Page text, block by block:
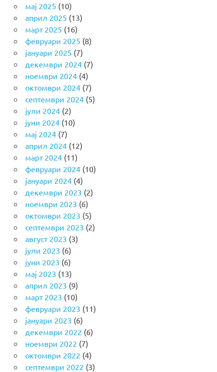
мај 2025 (10)
април 2025 (13)
март 2025 (16)
февруари 2025 (8)
јануари 2025 (7)
декември 2024(7)
ноември 2024(4)
октомври 2024(7)
септември 2024(5)
јули 2024(2)
јуни 2024(10)
мај 2024(7)
април 2024(12)
март 2024(11)
февруари 2024(10)
јануари 2024(4)
декември 2023 (2)
ноември 2023 (6)
октомври 2023 (5)
септември 2023 (2)
август 2023 (3)
јули 2023 (6)
јуни 2023 (6)
мај 2023 (13)
април 2023 (9)
март 2023 (10)
февруари 2023 (11)
јануари 2023 (6)
декември 2022 (6)
ноември 2022 (7)
октомври 2022 (4)
септември 2022 (3)